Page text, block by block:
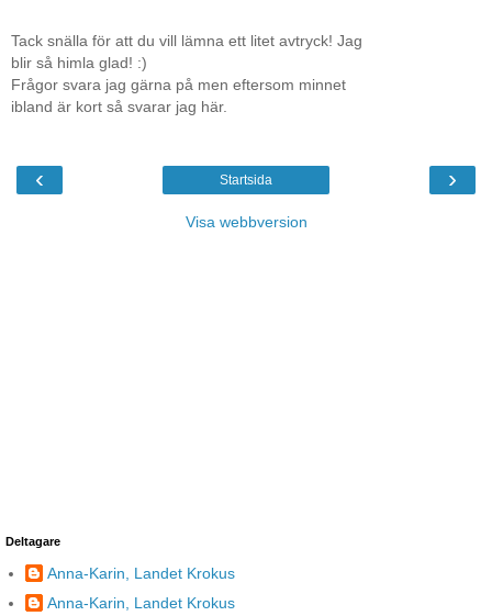
Tack snälla för att du vill lämna ett litet avtryck! Jag
blir så himla glad! :)
Frågor svara jag gärna på men eftersom minnet
ibland är kort så svarar jag här.
‹ ›
Startsida
Visa webbversion
Deltagare
Anna-Karin, Landet Krokus
Anna-Karin, Landet Krokus